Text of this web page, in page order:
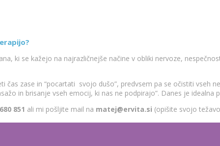
ki se kažejo na najrazličnejše načine v obliki nervoze,
čas zase in “pocartati svojo dušo”, predvsem pa se očistiti vseh
in brisanje vseh emocij, ki nas ne podpirajo”. Danes je
851 ali mi pošljite mail na matej@ervita.si (opišite svojo